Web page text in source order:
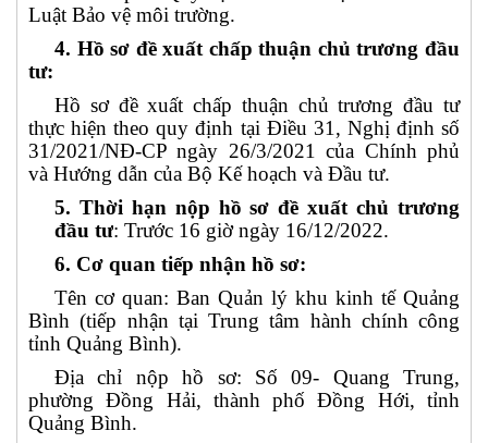
Luật Bảo vệ môi trường.
4. Hồ sơ đề xuất chấp thuận chủ trương đầu
tư:
Hồ sơ đề xuất chấp thuận chủ trương đầu tư
thực hiện theo quy định tại Điều 31, Nghị định số
31/2021/NĐ-CP ngày 26/3/2021 của Chính phủ
và Hướng dẫn của Bộ Kế hoạch và Đầu tư.
5. Thời hạn nộp hồ sơ đề xuất chủ trương
đầu tư: Trước 16 giờ ngày 16/12/2022.
6. Cơ quan tiếp nhận hồ sơ:
Tên cơ quan: Ban Quản lý khu kinh tế Quảng
Bình (tiếp nhận tại Trung tâm hành chính công
tỉnh Quảng Bình).
Địa chỉ nộp hồ sơ: Số 09- Quang Trung,
phường Đồng Hải, thành phố Đồng Hới, tỉnh
Quảng Bình.